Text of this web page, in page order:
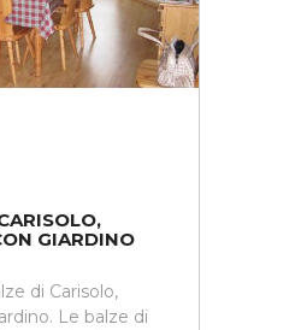
GIARDINO
di Carisolo,
Le balze di